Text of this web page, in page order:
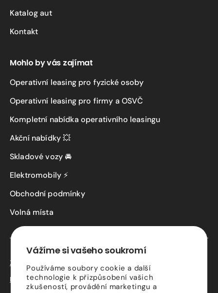
Vážíme si vašeho soukromí
Používáme soubory cookie a další
technologie k přizpůsobení vašich
zkušeností, provádění marketingu a
Katalog aut
Kontakt
Mohlo by vás zajímat
Operativní leasing pro fyzické osoby
Operativní leasing pro firmy a OSVČ
Kompletní nabídka operativního leasingu
Akční nabídky 💥
Skladové vozy 🚘
Elektromobily ⚡
Obchodní podmínky
Volná místa
Zásady ochrany osobních údajů
Kontaktní údaje